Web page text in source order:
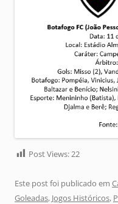
Post Views:22
Este post foi publicado em
Goleadas, Jogos Históricos,